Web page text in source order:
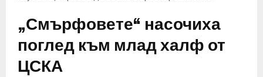
„Смърфовете“ насочиха
поглед към млад халф от
ЦСКА